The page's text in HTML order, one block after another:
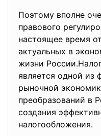
Поэтому вполне
правового
настоящее время
актуальных в
жизни
является одной из
рыночной
преобразований в
создания
налогообложения.